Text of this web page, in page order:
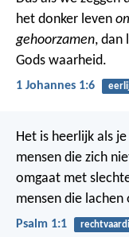
het donker leven
gehoorzamen, dan
Gods waarheid.
1 Johannes 1:6
Het is heerlijk als
mensen die zich
omgaat met
mensen die lachen
Psalm 1:1